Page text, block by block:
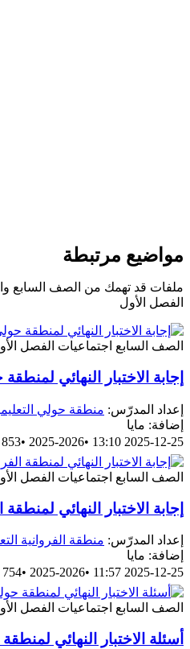
مواضيع مرتبطة
ملفات قد تهمك من الصف السابع
الفصل الأول
الصف السابع اجتماعيات الفصل
إجابة الاختبار النهائي
إعداد المدرّس: منطقة حولي
إضافة: مايا
2025-12-25 13:10
•
2025-2026
•
الصف السابع اجتماعيات الفصل
إجابة الاختبار النهائي لمنطقة
إعداد المدرّس: منطقة الفروانية
إضافة: مايا
2025-12-25 11:57
•
2025-2026
•
الصف السابع اجتماعيات الفصل
أسئلة الاختبار النهائي